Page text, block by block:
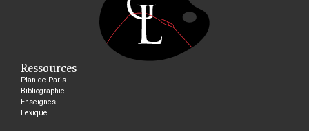
Ressources
Plan de Paris
Bibliographie
Enseignes
Lexique